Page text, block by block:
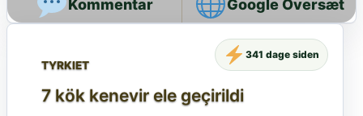
Google Oversæt
TYRKIET
7 kök kenevir ele geçirildi
341 dage siden